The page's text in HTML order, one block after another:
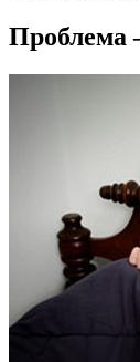
Проблема